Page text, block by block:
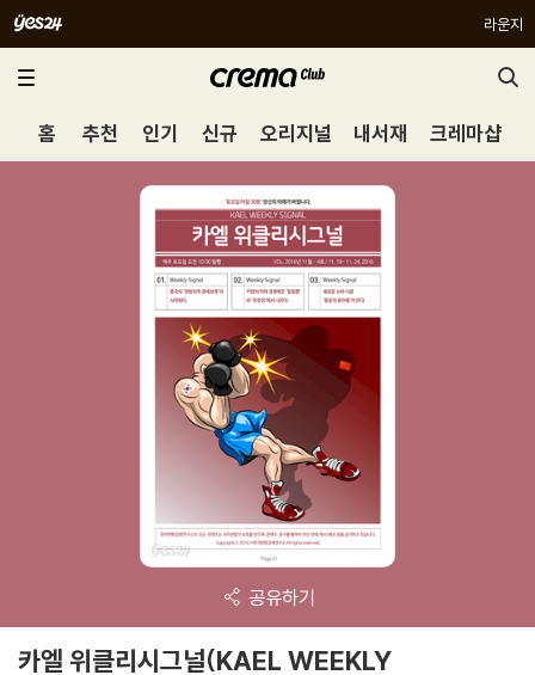
라운지
홈 추천 인기 신규 오리지널 내서재 크레마샵
공유하기
카엘 위클리시그널(KAEL WEEKLY